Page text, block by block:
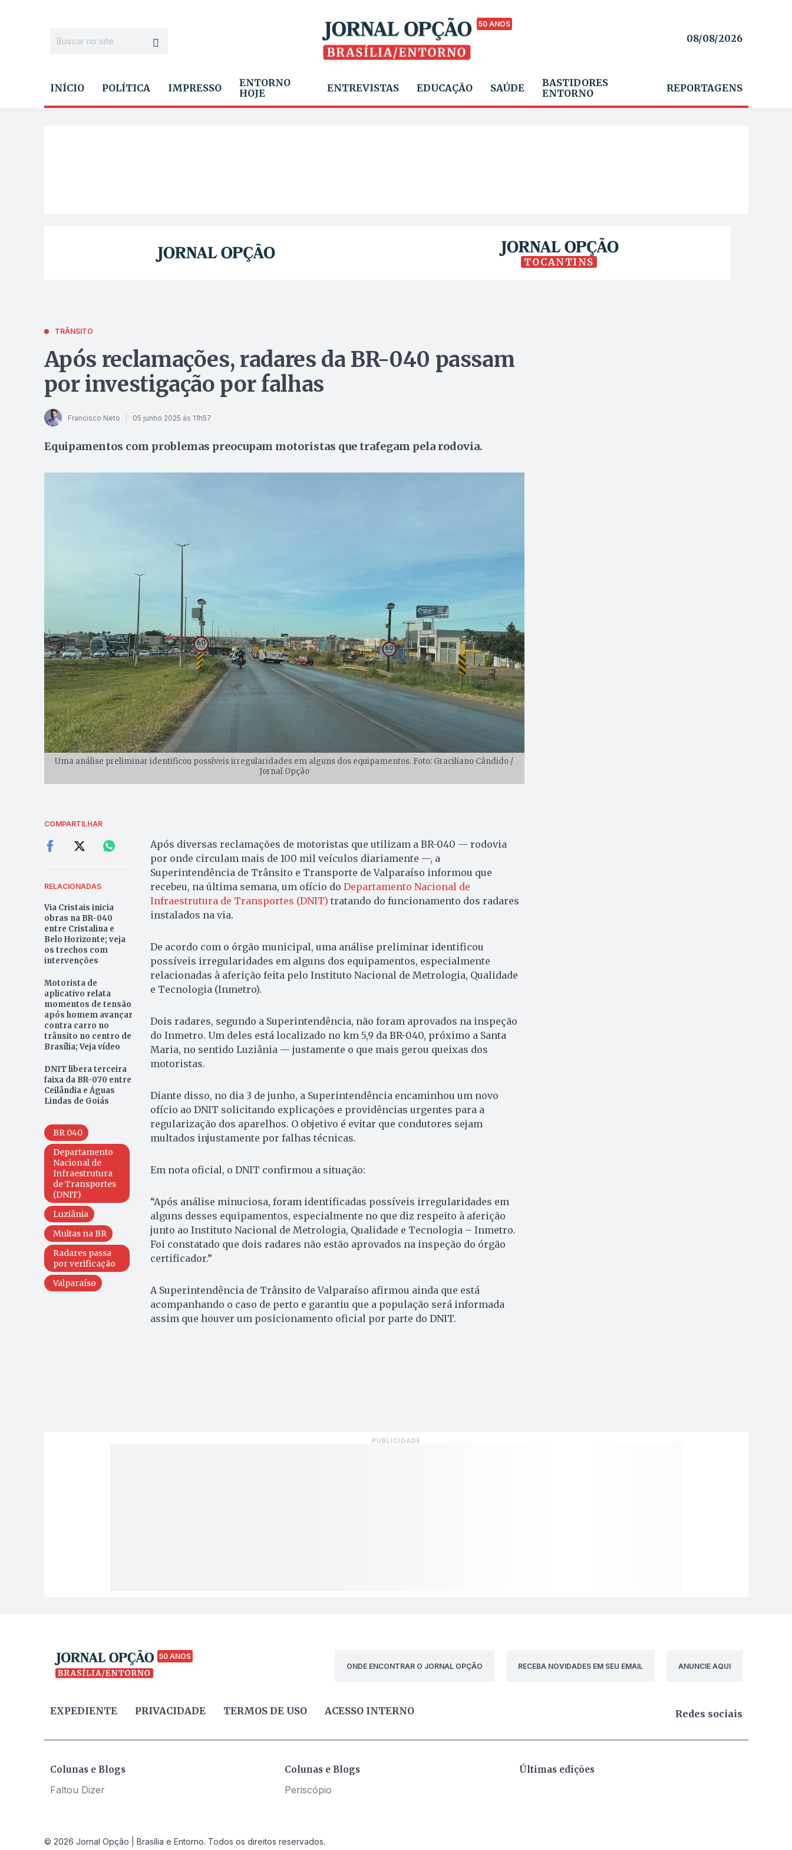
50 ANOS
08/08/2026
INÍCIO POLÍTICA IMPRESSO
ENTORNO
HOJE
ENTREVISTAS EDUCAÇÃO SAÚDE
BASTIDORES
ENTORNO
REPORTAGENS
TOCANTINS
TRÂNSITO
Após reclamações, radares da BR-040 passam
por investigação por falhas
Francisco Neto 05 junho 2025 às 11h57
Equipamentos com problemas preocupam motoristas que trafegam pela rodovia.
Uma análise preliminar identificou possíveis irregularidades em alguns dos equipamentos. Foto: Graciliano Cândido /
Jornal Opção
COMPARTILHAR
RELACIONADAS
Via Cristais inicia
obras na BR-040
entre Cristalina e
Belo Horizonte; veja
os trechos com
intervenções
Motorista de
aplicativo relata
momentos de tensão
após homem avançar
contra carro no
trânsito no centro de
Brasília; Veja vídeo
DNIT libera terceira
faixa da BR-070 entre
Ceilândia e Águas
Lindas de Goiás
BR 040
Departamento
Nacional de
Infraestrutura
de Transportes
(DNIT)
Luziânia
Multas na BR
Radares passa
por verificação
Valparaíso
Após diversas reclamações de motoristas que utilizam a BR-040 — rodovia
por onde circulam mais de 100 mil veículos diariamente —, a
Superintendência de Trânsito e Transporte de Valparaíso informou que
recebeu, na última semana, um ofício do Departamento Nacional de
Infraestrutura de Transportes (DNIT) tratando do funcionamento dos radares
instalados na via.
De acordo com o órgão municipal, uma análise preliminar identificou
possíveis irregularidades em alguns dos equipamentos, especialmente
relacionadas à aferição feita pelo Instituto Nacional de Metrologia, Qualidade
e Tecnologia (Inmetro).
Dois radares, segundo a Superintendência, não foram aprovados na inspeção
do Inmetro. Um deles está localizado no km 5,9 da BR-040, próximo a Santa
Maria, no sentido Luziânia — justamente o que mais gerou queixas dos
motoristas.
Diante disso, no dia 3 de junho, a Superintendência encaminhou um novo
ofício ao DNIT solicitando explicações e providências urgentes para a
regularização dos aparelhos. O objetivo é evitar que condutores sejam
multados injustamente por falhas técnicas.
Em nota oficial, o DNIT confirmou a situação:
“Após análise minuciosa, foram identificadas possíveis irregularidades em
alguns desses equipamentos, especialmente no que diz respeito à aferição
junto ao Instituto Nacional de Metrologia, Qualidade e Tecnologia – Inmetro.
Foi constatado que dois radares não estão aprovados na inspeção do órgão
certificador.”
A Superintendência de Trânsito de Valparaíso afirmou ainda que está
acompanhando o caso de perto e garantiu que a população será informada
assim que houver um posicionamento oficial por parte do DNIT.
50 ANOS
ONDE ENCONTRAR O JORNAL OPÇÃO
RECEBA NOVIDADES EM SEU EMAIL ANUNCIE AQUI
EXPEDIENTE PRIVACIDADE TERMOS DE USO ACESSO INTERNO Redes sociais
Colunas e Blogs
Faltou Dizer
Colunas e Blogs
Periscópio
Últimas edições
© 2026 Jornal Opção | Brasília e Entorno. Todos os direitos reservados.